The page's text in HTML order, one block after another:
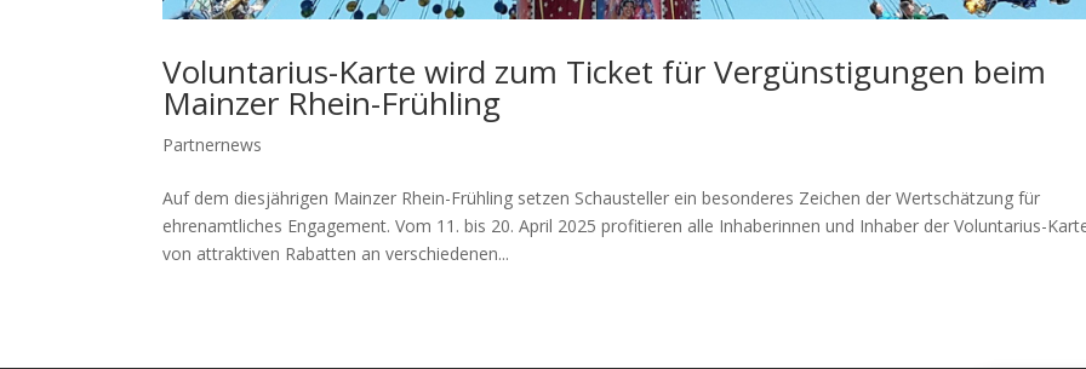
Voluntarius-Karte wird zum Ticket für Vergünstigungen beim
Mainzer Rhein-Frühling
Partnernews
Auf dem diesjährigen Mainzer Rhein-Frühling setzen Schausteller ein besonderes Zeichen der Wertschätzung für
ehrenamtliches Engagement. Vom 11. bis 20. April 2025 profitieren alle Inhaberinnen und Inhaber der Voluntarius-
von attraktiven Rabatten an verschiedenen...